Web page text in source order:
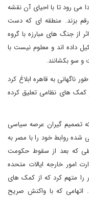
رود تا با احیای آن نقشه
رقم بزند. منطقه ای که دست
از جنگ های مبارزه با گروه
داده اند و معلوم نیست با
و سو بکشانند.
به قاهره ابلاغ کرد
کمک های نظامی تعلیق کرده
تصمیم گیران عرصه سیاسی
شده روابط خود را با مصر به
که بعد از سقوط حکومت
امور خارجه ایالات متحده
متهم کرد که از کمک های
اتهامی که با واکنش صریح